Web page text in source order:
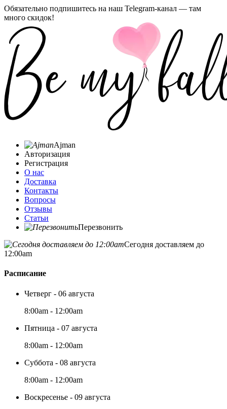
Обязательно подпишитесь на наш Telegram-канал — там
много скидок!
Ajman
Авторизация
Регистрация
О нас
Доставка
Контакты
Вопросы
Отзывы
Статьи
Перезвонить
Сегодня доставляем до
12:00am
Расписание
Четверг - 06 августа
8:00am - 12:00am
Пятница - 07 августа
8:00am - 12:00am
Суббота - 08 августа
8:00am - 12:00am
Воскресенье - 09 августа